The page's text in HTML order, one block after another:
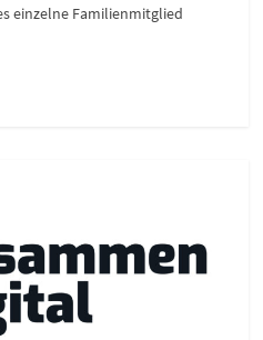
einzelne Familienmitglied